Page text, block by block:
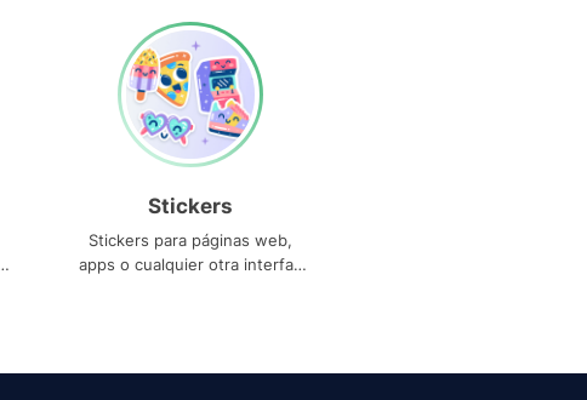
Stickers
Stickers para páginas web,
apps o cualquier otra interfaz